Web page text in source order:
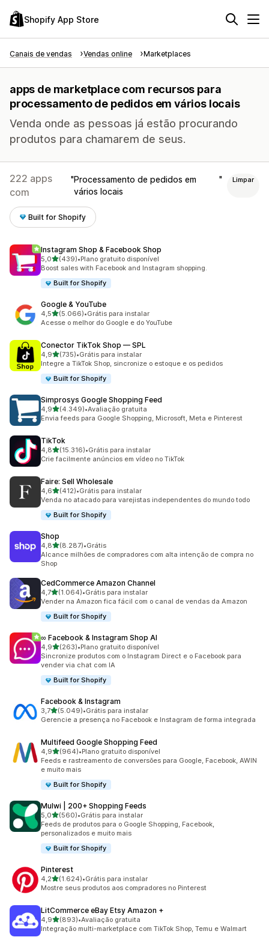
Shopify App Store
Canais de vendas Vendas online Marketplaces
apps de marketplace com recursos para
processamento de pedidos em vários locais
Venda onde as pessoas já estão procurando
produtos para chamarem de seus.
222 apps
com
Processamento de pedidos em
vários locais
Limpar
Built for Shopify
Instagram Shop & Facebook Shop
5,0de 5 estrelas
(439)
439 avaliações ao todo
•Plano gratuito disponível
Boost sales with Facebook and Instagram shopping.
Built for Shopify
Google & YouTube
4,5de 5 estrelas
(5.066)
5066 avaliações ao todo
•Grátis para instalar
Acesse o melhor do Google e do YouTube
Conector TikTok Shop — SPL
4,9de 5 estrelas
(735)
735 avaliações ao todo
•Grátis para instalar
Integre a TikTok Shop, sincronize o estoque e os pedidos
Built for Shopify
Simprosys Google Shopping Feed
4,9de 5 estrelas
(4.349)
4349 avaliações ao todo
•Avaliação gratuita
Envia feeds para Google Shopping, Microsoft, Meta e Pinterest
TikTok
4,8de 5 estrelas
(15.316)
15316 avaliações ao todo
•Grátis para instalar
Crie facilmente anúncios em vídeo no TikTok
Faire: Sell Wholesale
4,6de 5 estrelas
(412)
412 avaliações ao todo
•Grátis para instalar
Venda no atacado para varejistas independentes do mundo todo
Built for Shopify
Shop
4,8de 5 estrelas
(8.287)
8287 avaliações ao todo
•Grátis
Alcance milhões de compradores com alta intenção de compra no
Shop
CedCommerce Amazon Channel
4,7de 5 estrelas
(1.064)
1064 avaliações ao todo
•Grátis para instalar
Vender na Amazon fica fácil com o canal de vendas da Amazon
Built for Shopify
∞ Facebook & Instagram Shop AI
4,9de 5 estrelas
(263)
263 avaliações ao todo
•Plano gratuito disponível
Sincronize produtos com o Instagram Direct e o Facebook para
vender via chat com IA
Built for Shopify
Facebook & Instagram
3,7de 5 estrelas
(5.049)
5049 avaliações ao todo
•Grátis para instalar
Gerencie a presença no Facebook e Instagram de forma integrada
Multifeed Google Shopping Feed
4,9de 5 estrelas
(964)
964 avaliações ao todo
•Plano gratuito disponível
Feeds e rastreamento de conversões para Google, Facebook, AWIN
e muito mais
Built for Shopify
Mulwi | 200+ Shopping Feeds
5,0de 5 estrelas
(560)
560 avaliações ao todo
•Grátis para instalar
Feeds de produtos para o Google Shopping, Facebook,
personalizados e muito mais
Built for Shopify
Pinterest
4,2de 5 estrelas
(1.624)
1624 avaliações ao todo
•Grátis para instalar
Mostre seus produtos aos compradores no Pinterest
LitCommerce eBay Etsy Amazon +
4,9de 5 estrelas
(893)
893 avaliações ao todo
•Avaliação gratuita
Integração multi-marketplace com TikTok Shop, Temu e Walmart